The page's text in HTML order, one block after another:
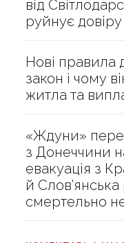
від
руйнує
Нові правила
закон і чому
житла та
«Ждуни»
з Донеччини
евакуація з
й
смертельно